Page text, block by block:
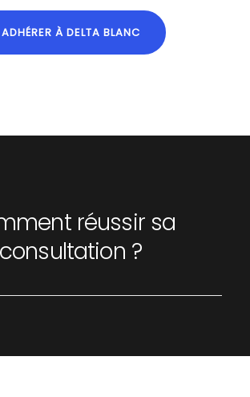
ADHÉRER À DELTA BLANC
réussir sa
consultation ?